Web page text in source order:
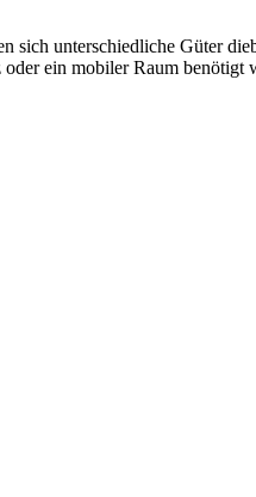
unterschiedliche Güter
ein mobiler Raum benötigt